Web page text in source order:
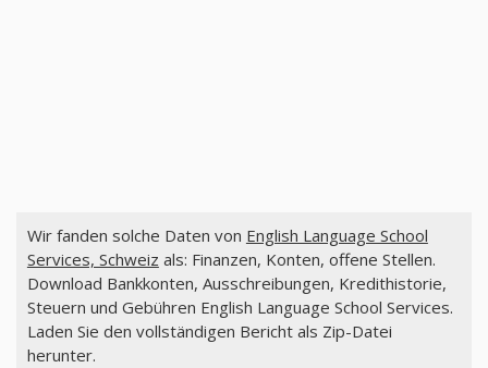
Wir fanden solche Daten von English Language School
Services, Schweiz als: Finanzen, Konten, offene Stellen.
Download Bankkonten, Ausschreibungen, Kredithistorie,
Steuern und Gebühren English Language School Services.
Laden Sie den vollständigen Bericht als Zip-Datei
herunter.